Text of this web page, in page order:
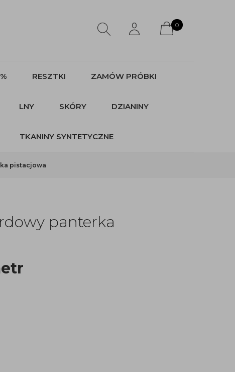
0
RESZTKI ZAMÓW PRÓBKI
LNY SKÓRY DZIANINY
TKANINY SYNTETYCZNE
pistacjowa
panterka